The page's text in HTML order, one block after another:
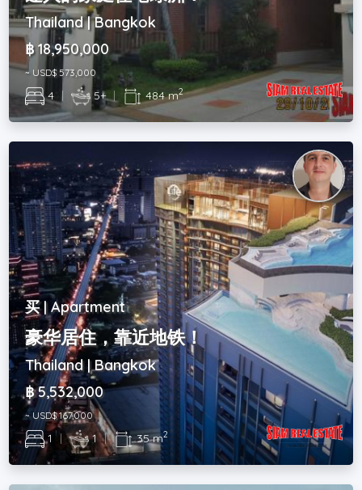
Thailand | Bangkok
฿ 18,950,000
~ USD$ 573,000
4 | 5+ | 484 m2
买 | Apartment
豪华居住，靠近地铁！
Thailand | Bangkok
฿ 5,532,000
~ USD$ 167,000
1 | 1 | 35 m2